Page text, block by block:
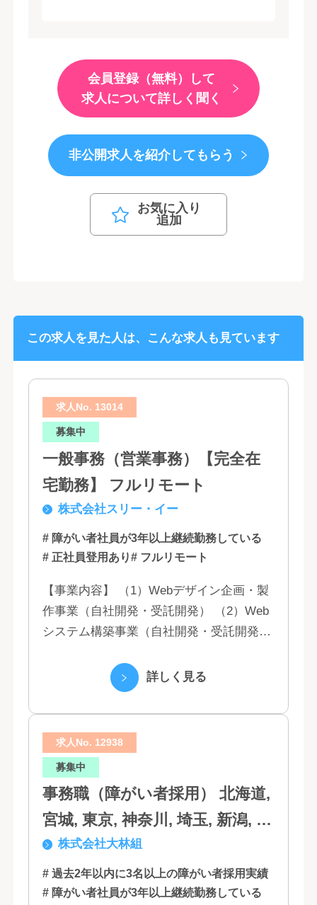
会員登録（無料）して
求人について詳しく聞く
非公開求人を紹介してもらう
お気に入り
追加
この求人を見た人は、こんな求人も見ています
求人No. 13014
募集中
一般事務（営業事務）【完全在
宅勤務】 フルリモート
株式会社スリー・イー
# 障がい者社員が3年以上継続勤務している
# 正社員登用あり# フルリモート
【事業内容】 （1）Webデザイン企画・製
作事業（自社開発・受託開発） （2）Web
システム構築事業（自社開発・受託開発）
（5）営業代行業務 （6...詳しく見る
求人No. 12938
募集中
事務職（障がい者採用） 北海道,
宮城, 東京, 神奈川, 埼玉, 新潟, 愛
知, 大阪, 京都, 兵庫, 広島, 香川,
福岡
株式会社大林組
# 過去2年以内に3名以上の障がい者採用実績
# 障がい者社員が3年以上継続勤務している